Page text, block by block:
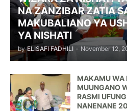
NA ZANZIBAR ZATIA
MAKUBALIANO YA
YA NISHATI
by ELISAFI FADHILI - November 12,
MAKAMU WA
MUUNGANO
RASMI
NANENANE